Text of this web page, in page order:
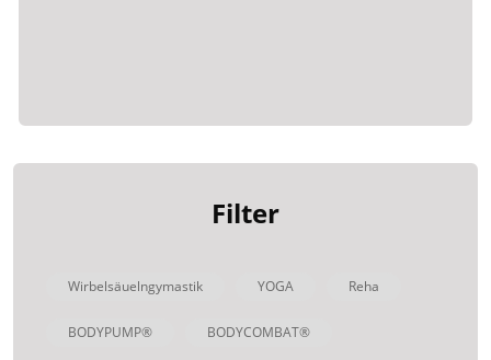
Filter
Wirbelsäuelngymastik YOGA Reha
BODYPUMP® BODYCOMBAT®